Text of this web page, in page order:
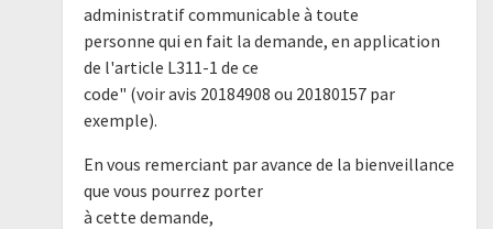
administratif communicable à toute
personne qui en fait la demande, en application
de l'article L311-1 de ce
code" (voir avis 20184908 ou 20180157 par
exemple).
En vous remerciant par avance de la bienveillance
que vous pourrez porter
à cette demande,